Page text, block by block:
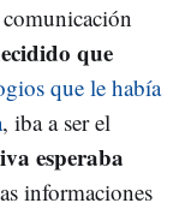
que
que le había
, iba a ser el
esperaba
informaciones